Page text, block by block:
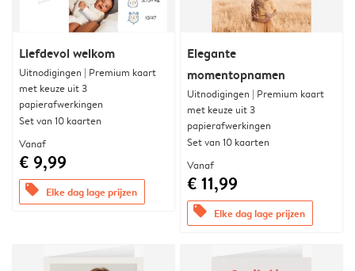
Liefdevol welkom
Uitnodigingen | Premium kaart
met keuze uit 3
papierafwerkingen
Set van 10 kaarten
Vanaf
€ 9,99
offers Elke dag lage prijzen
Elegante
momentopnamen
Uitnodigingen | Premium kaart
met keuze uit 3
papierafwerkingen
Set van 10 kaarten
Vanaf
€ 11,99
offers Elke dag lage prijzen